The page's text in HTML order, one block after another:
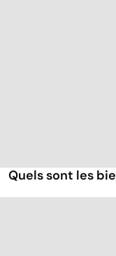
Quels sont les